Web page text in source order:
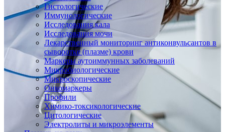
Гистологические
Иммунологические
Исследования кала
Исследования мочи
Лекарственный мониторинг антиконвульсантов в
сыворотке (плазме) крови
Маркеры аутоиммунных заболеваний
Микробиологические
Микроскопические
Онкомаркеры
Профили
Химико-токсикологические
Цитологические
Электролиты и микроэлементы